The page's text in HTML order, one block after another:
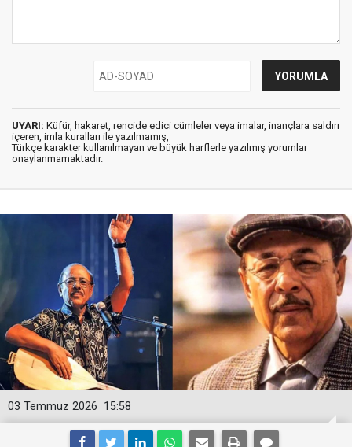
UYARI: Küfür, hakaret, rencide edici cümleler veya imalar, inançlara saldırı
içeren, imla kuralları ile yazılmamış,
Türkçe karakter kullanılmayan ve büyük harflerle yazılmış yorumlar
onaylanmamaktadır.
15:58
03 Temmuz 2026